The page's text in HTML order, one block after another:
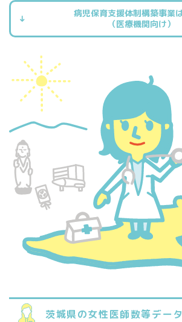
病児保育支援体制構築事業
（医療機関向け）
茨城県の女性医師数等データ